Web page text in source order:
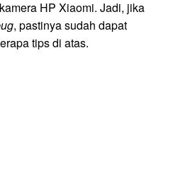
HP Xiaomi. Jadi, jika
, pastinya sudah dapat
tips di atas.